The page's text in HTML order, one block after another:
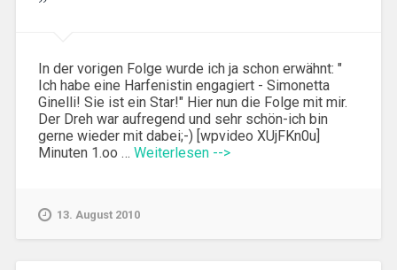
In der vorigen Folge wurde ich ja schon erwähnt: "
Ich habe eine Harfenistin engagiert - Simonetta
Ginelli! Sie ist ein Star!" Hier nun die Folge mit mir.
Der Dreh war aufregend und sehr schön-ich bin
gerne wieder mit dabei;-) [wpvideo XUjFKn0u]
Minuten 1.oo … Weiterlesen -->
13. August 2010